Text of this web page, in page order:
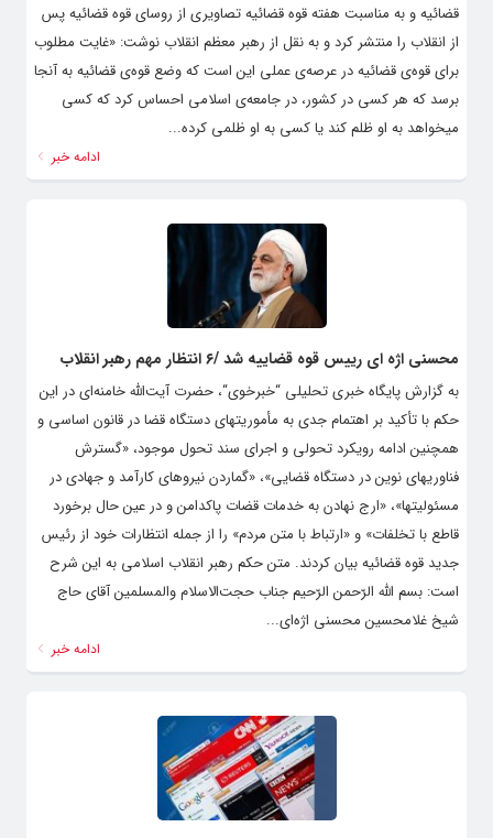
قضائیه و به مناسبت هفته قوه قضائیه تصاویری از روسای قوه قضائیه پس
از انقلاب را منتشر کرد و به نقل از رهبر معظم انقلاب نوشت: «غایت مطلوب
برای قوه‌ی قضائیه در عرصه‌ی عملی این است که وضع قوه‌ی قضائیه به آنجا
برسد که هر کسی در کشور، در جامعه‌ی اسلامی احساس کرد که کسی
میخواهد به او ظلم کند یا کسی به او ظلمی کرده...
ادامه خبر
محسنی اژه ای رییس قوه قضاییه شد /۶ انتظار مهم رهبر انقلاب
به گزارش پایگاه خبری تحلیلی “خبرخوی“، حضرت آیت‌الله خامنه‌ای در این
حکم با تأکید بر اهتمام جدی به مأموریتهای دستگاه قضا در قانون اساسی و
همچنین ادامه رویکرد تحولی و اجرای سند تحول موجود، «گسترش
فناوریهای نوین در دستگاه قضایی»، «گماردن نیروهای کارآمد و جهادی در
مسئولیتها»، «ارج نهادن به خدمات قضات پاکدامن و در عین حال برخورد
قاطع با تخلفات» و «ارتباط با متن مردم» را از جمله انتظارات خود از رئیس
جدید قوه قضائیه بیان کردند. متن حکم رهبر انقلاب اسلامی به این شرح
است: بسم الله الرّحمن الرّحیم جناب حجت‌الاسلام والمسلمین آقای حاج
شیخ غلامحسین محسنی اژه‌ای...
ادامه خبر